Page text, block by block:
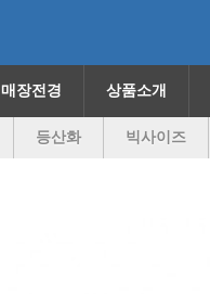
매장전경 상품소개
등산화 빅사이즈